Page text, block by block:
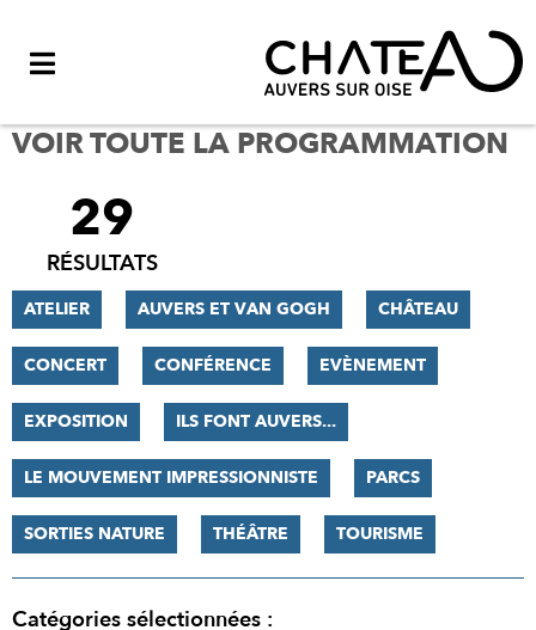
VOIR TOUTE LA PROGRAMMATION
FILTRER
RÉSULTATS
29
RÉSULTATS
ATELIER AUVERS ET VAN GOGH CHÂTEAU
CONCERT CONFÉRENCE EVÈNEMENT
EXPOSITION ILS FONT AUVERS...
LE MOUVEMENT IMPRESSIONNISTE PARCS
SORTIES NATURE THÉÂTRE TOURISME
Catégories sélectionnées :